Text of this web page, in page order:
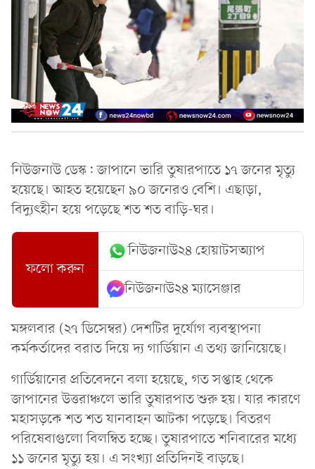
নিউজনাউ ডেস্ক: জাপানে ভারি তুষারপাতে ১৭ জনের মৃত্যু
হয়েছে। আহত হয়েছেন ৯০ জনেরও বেশি। এছাড়া,
বিদ্যুৎহীন হয়ে পড়েছে শত শত বাড়ি-ঘর।
ফলো করুন
নিউজনাউ২৪ হোয়াটসঅ্যাপ
নিউজনাউ২৪ ম্যাসেঞ্জার
মঙ্গলবার (২৭ ডিসেম্বর) দেশটির দুর্যোগ ব্যবস্থাপনা
কর্মকর্তাদের বরাত দিয়ে দ্য গার্ডিয়ান এ তথ্য জানিয়েছে।
গার্ডিয়ানের প্রতিবেদনে বলা হয়েছে, গত সপ্তাহ থেকে
জাপানের উত্তরাঞ্চলে ভারি তুষারপাত শুরু হয়। যার কারণে
মহাসড়কে শত শত যানবাহন আটকা পড়েছে। বিতরণ
পরিষেবাগুলো বিলম্বিত হচ্ছে। তুষারপাতে শনিবারের মধ্যে
১১ জনের মৃত্যু হয়। এ সংখ্যা প্রতিদিনই বাড়ছে।